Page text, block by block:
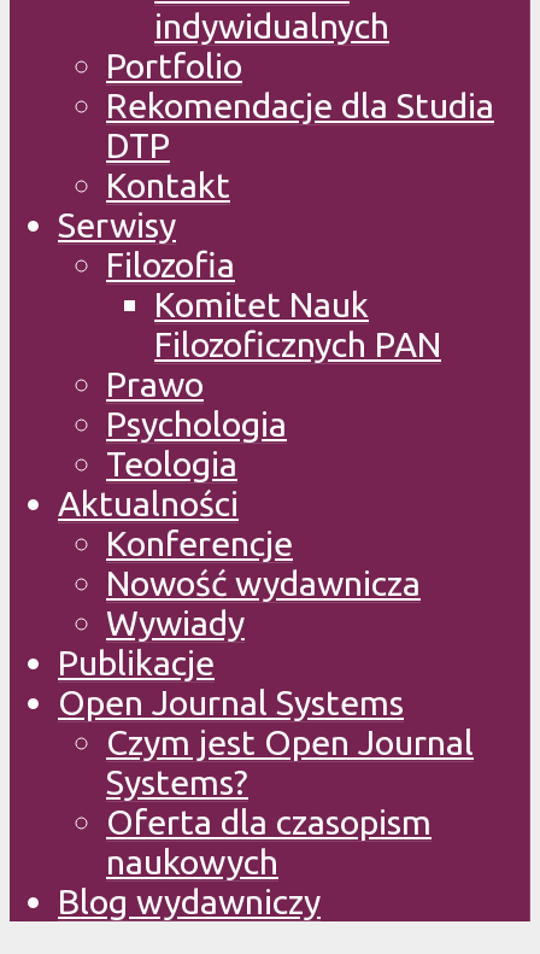
indywidualnych
Portfolio
Rekomendacje dla Studia
DTP
Kontakt
Serwisy
Filozofia
Komitet Nauk
Filozoficznych PAN
Prawo
Psychologia
Teologia
Aktualności
Konferencje
Nowość wydawnicza
Wywiady
Publikacje
Open Journal Systems
Czym jest Open Journal
Systems?
Oferta dla czasopism
naukowych
Blog wydawniczy